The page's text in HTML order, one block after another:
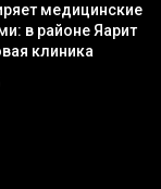
медицинские
в районе Яарит
клиника